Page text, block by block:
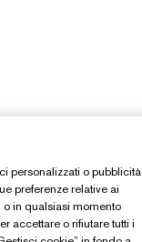
personalizzati o pubblicità
preferenze relative ai
in qualsiasi momento
accettare o rifiutare tutti i